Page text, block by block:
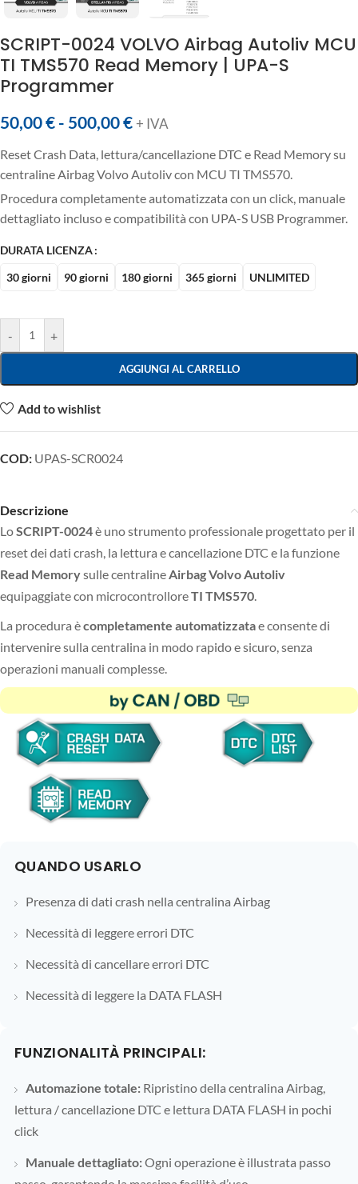
SCRIPT-0024 VOLVO Airbag Autoliv MCU
TI TMS570 Read Memory | UPA-S
Programmer
50,00€ - 500,00€ + IVA
Reset Crash Data, lettura/cancellazione DTC e Read Memory su
centraline Airbag Volvo Autoliv con MCU TI TMS570.
Procedura completamente automatizzata con un click, manuale
dettagliato incluso e compatibilità con UPA-S USB Programmer.
DURATA LICENZA
30 giorni
90 giorni 180 giorni 365 giorni UNLIMITED
- +
AGGIUNGI AL CARRELLO
Add to wishlist
COD: UPAS-SCR0024
Descrizione
LoSCRIPT-0024è uno strumento professionale progettato per il
reset dei dati crash, la lettura e cancellazione DTC e la funzione
Read Memorysulle centralineAirbag Volvo Autoliv
equipaggiate con microcontrolloreTI TMS570.
La procedura ècompletamente automatizzatae consente di
intervenire sulla centralina in modo rapido e sicuro, senza
operazioni manuali complesse.
QUANDO USARLO
Presenza di dati crash nella centralina Airbag
Necessità di leggere errori DTC
Necessità di cancellare errori DTC
Necessità di leggere la DATA FLASH
FUNZIONALITÀ PRINCIPALI:
Automazione totale: Ripristino della centralina Airbag,
lettura / cancellazione DTC e lettura DATA FLASH in pochi
click
Manuale dettagliato:Ogni operazione è illustrata passo